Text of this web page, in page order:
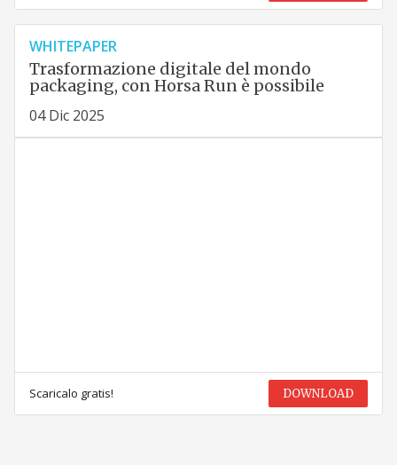
WHITEPAPER
Trasformazione digitale del mondo
packaging, con Horsa Run è possibile
04 Dic 2025
Scaricalo gratis! DOWNLOAD